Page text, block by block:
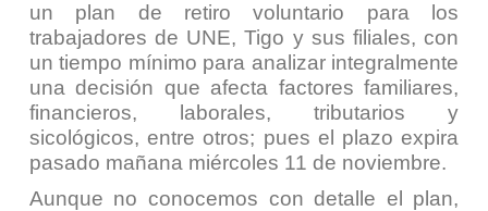
un plan de retiro voluntario para los
trabajadores de UNE, Tigo y sus filiales, con
un tiempo mínimo para analizar integralmente
una decisión que afecta factores familiares,
financieros, laborales, tributarios y
sicológicos, entre otros; pues el plazo expira
pasado mañana miércoles 11 de noviembre.
Aunque no conocemos con detalle el plan,